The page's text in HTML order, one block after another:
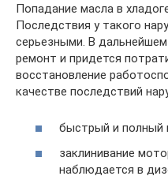
Попадание масла в
Последствия у такого
серьезными. В
ремонт и придется
восстановление
качестве последствий
быстрый и полный
заклинивание
наблюдается в